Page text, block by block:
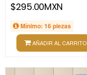
$295.00MXN
Mínimo: 16 piezas
AÑADIR AL CARRITO